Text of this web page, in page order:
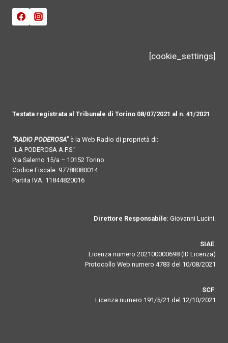
[cookie_settings]
Testata registrata al Tribunale di Torino 08/07/2021 al n. 41/2021
“RADIO PODEROSA”è la Web Radio di proprietà di:
“LA PODEROSA A.P.S.”
Via Salerno 15/a – 10152 Torino
Codice Fiscale: 97788080014
Partita IVA: 11844820016
Direttore Responsabile: Giovanni Lucini.
SIAE:
Licenza numero 202100000698 (ID Licenza)
Protocollo Web numero 4783 del 10/08/2021
SCF:
Licenza numero 191/5/21 del 12/10/2021